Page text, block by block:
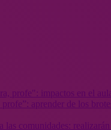
aprender de los